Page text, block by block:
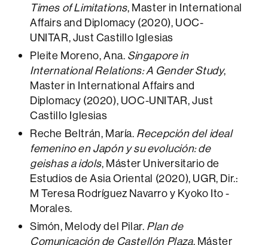
Times of Limitations, Master in International
Affairs and Diplomacy (2020), UOC-
UNITAR, Just Castillo Iglesias
Pleite Moreno, Ana. Singapore in
International Relations: A Gender Study,
Master in International Affairs and
Diplomacy (2020), UOC-UNITAR, Just
Castillo Iglesias
Reche Beltrán, María. Recepción del ideal
femenino en Japón y su evolución: de
geishas a idols, Máster Universitario de
Estudios de Asia Oriental (2020), UGR, Dir.:
M Teresa Rodríguez Navarro y Kyoko Ito -
Morales.
Simón, Melody del Pilar. Plan de
Comunicación de Castellón Plaza, Máster